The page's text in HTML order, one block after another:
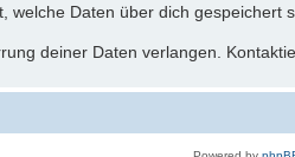
welche Daten über dich gespeichert
deiner Daten verlangen.